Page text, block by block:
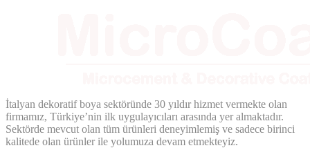
İtalyan dekoratif boya sektöründe 30 yıldır hizmet vermekte olan
firmamız, Türkiye’nin ilk uygulayıcıları arasında yer almaktadır.
Sektörde mevcut olan tüm ürünleri deneyimlemiş ve sadece birinci
kalitede olan ürünler ile yolumuza devam etmekteyiz.